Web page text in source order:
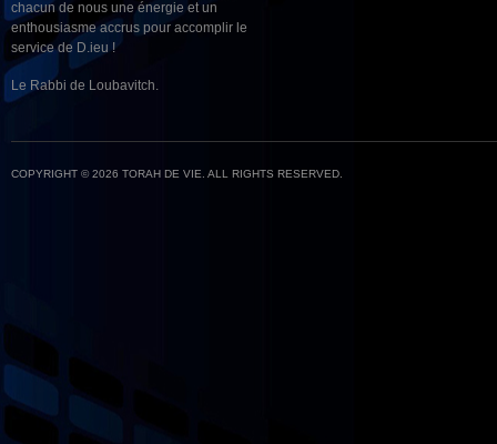
chacun de nous une énergie et un
enthousiasme accrus pour accomplir le
service de D.ieu !
Le Rabbi de Loubavitch.
COPYRIGHT © 2026 TORAH DE VIE. ALL RIGHTS RESERVED.